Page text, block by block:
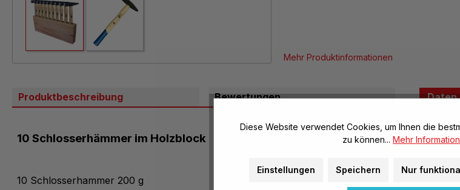
Mehr Produktinformationen
Produktbeschreibung Bewertungen
10 Schlosserhämmer im Holzblock
10 Schlosserhammer 200 g
Daten
Diese Website verwendet Cookies, um Ihnen die
zu können... Mehr
Einstellungen Speichern Nur